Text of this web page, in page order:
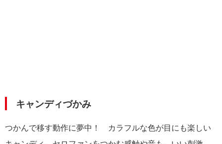
キャンディづかみ
つかんで移す動作に夢中！ カラフルな色が目にも楽しい